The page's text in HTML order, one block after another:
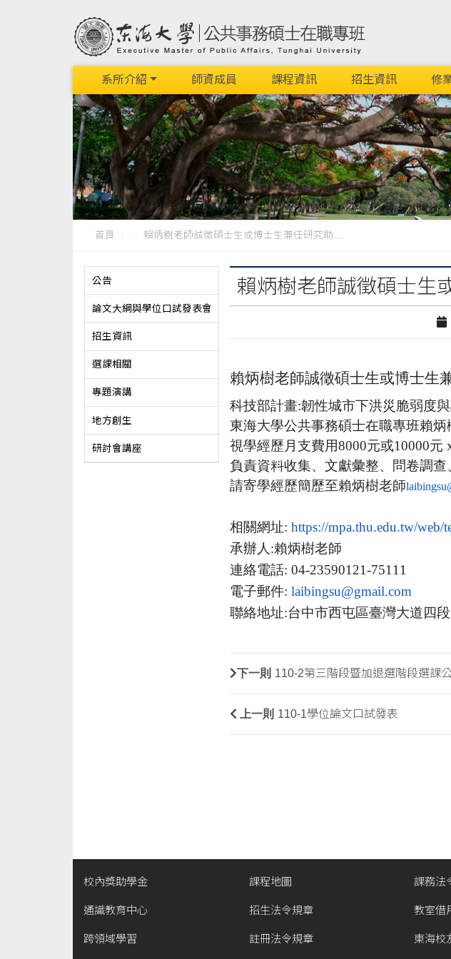
系所介紹 師資成員 課程資訊 招生資訊 修
首頁 賴炳樹老師誠徵碩士生或博士生兼任研究助....
公告
論文大綱與學位口試發表會
招生資訊
選課相關
專題演講
地方創生
研討會講座
賴炳樹老師誠徵碩士生
賴炳樹老師誠徵碩士生或博士生
科技部計畫:韌性城市下洪災脆弱度
東海大學公共事務碩士在職專班賴
視學經歷月支費用8000元或10000元
負責資料收集、文獻彙整、問卷調
請寄學經歷簡歷至賴炳樹老師
相關網址:https://mpa.thu.edu.tw/web/
承辦人:賴炳樹老師
連絡電話: 04-23590121-75111
電子郵件:laibingsu@gmail.com
聯絡地址:台中市西屯區臺灣大道四
下一則 110-2第三階段暨加退選階段選課
上一則 110-1學位論文口試發表
校內獎助學金
通識教育中心
跨領域學習
課程地圖
招生法令規章
註冊法令規章
課務法
教室借
東海校